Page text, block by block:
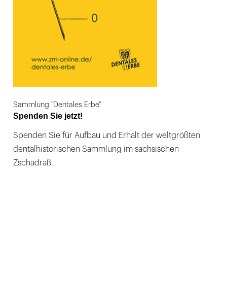
Sammlung "Dentales Erbe"
Spenden Sie jetzt!
Spenden Sie für Aufbau und Erhalt der weltgrößten
dentalhistorischen Sammlung im sächsischen
Zschadraß.